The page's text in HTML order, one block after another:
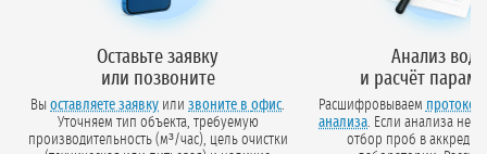
Оставьте заявку
или позвоните
Вы оставляете заявку или звоните в офис.
Уточняем тип объекта, требуемую
производительность (м³/час), цель очистки
Анализ
и расчёт
Расшифровываем протокол
анализа. Если анализа нет — организуем
отбор проб в